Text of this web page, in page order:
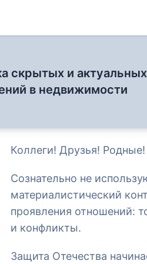
скрытых и актуальных
в недвижимости
»С днём
Коллеги! Друзья!
Сознательно не
материалистический
проявления отношений:
и конфликты.
Защита Отечества